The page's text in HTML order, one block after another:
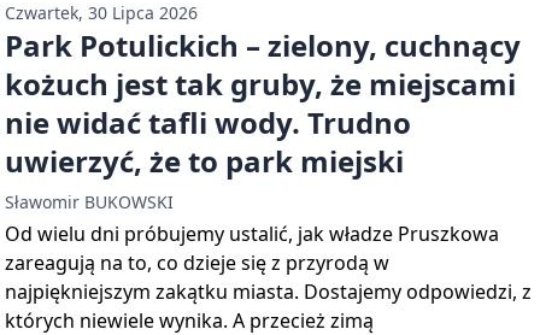
Czwartek, 30 Lipca 2026
Park Potulickich – zielony, cuchnący
kożuch jest tak gruby, że miejscami
nie widać tafli wody. Trudno
uwierzyć, że to park miejski
Sławomir BUKOWSKI
Od wielu dni próbujemy ustalić, jak władze Pruszkowa
zareagują na to, co dzieje się z przyrodą w
najpiękniejszym zakątku miasta. Dostajemy odpowiedzi, z
których niewiele wynika. A przecież zimą